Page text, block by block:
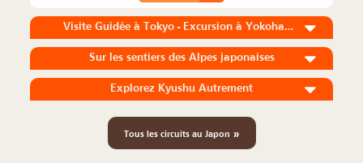
Visite Guidée à Tokyo - Excursion à Yokohama
Sur les sentiers des Alpes japonaises
Explorez Kyushu Autrement
Tous les circuits au Japon »